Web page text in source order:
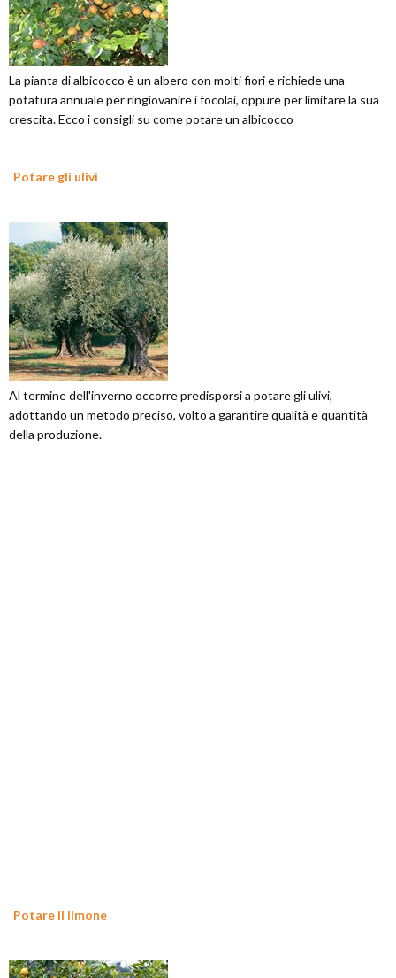
La pianta di albicocco è un albero con molti fiori e richiede una
potatura annuale per ringiovanire i focolai, oppure per limitare la sua
crescita. Ecco i consigli su come potare un albicocco
Potare gli ulivi
Al termine dell'inverno occorre predisporsi a potare gli ulivi,
adottando un metodo preciso, volto a garantire qualità e quantità
della produzione.
Potare il limone